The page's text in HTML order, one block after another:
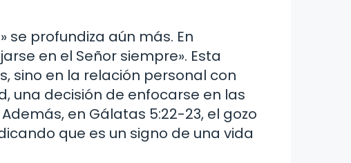
se profundiza aún más. En
en el Señor siempre». Esta
sino en la relación personal con
una decisión de enfocarse en las
en Gálatas 5:22-23, el gozo
que es un signo de una vida